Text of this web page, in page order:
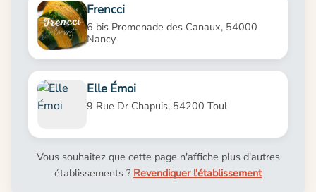
Frencci
6 bis Promenade des Canaux, 54000
Nancy
Elle Émoi
9 Rue Dr Chapuis, 54200 Toul
Vous souhaitez que cette page n'affiche plus d'autres
établissements ? Revendiquer l'établissement